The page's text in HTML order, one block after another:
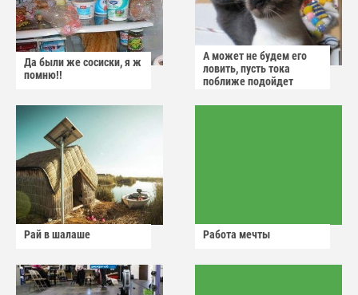
Да были же сосиски, я ж
помню!!
А может не будем его
ловить, пусть тока
поближе подойдет
Рай в шалаше Работа мечты